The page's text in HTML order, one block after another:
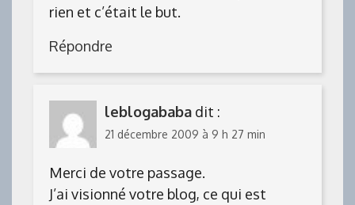
rien et c’était le but.
Répondre
leblogababa dit :
21 décembre 2009 à 9 h 27 min
Merci de votre passage.
J’ai visionné votre blog, ce qui est